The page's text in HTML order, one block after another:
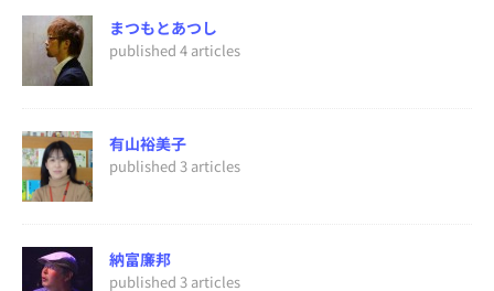
まつもとあつし
published 4 articles
有山裕美子
published 3 articles
納富廉邦
published 3 articles